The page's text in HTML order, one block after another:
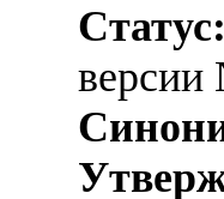
Статус:
версии